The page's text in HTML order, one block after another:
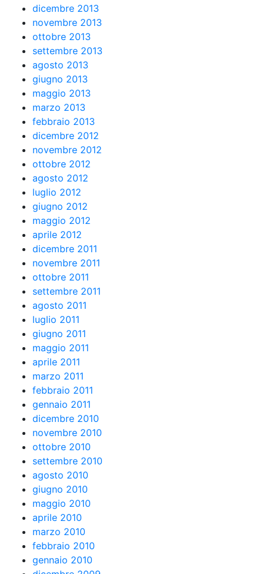
dicembre 2013
novembre 2013
ottobre 2013
settembre 2013
agosto 2013
giugno 2013
maggio 2013
marzo 2013
febbraio 2013
dicembre 2012
novembre 2012
ottobre 2012
agosto 2012
luglio 2012
giugno 2012
maggio 2012
aprile 2012
dicembre 2011
novembre 2011
ottobre 2011
settembre 2011
agosto 2011
luglio 2011
giugno 2011
maggio 2011
aprile 2011
marzo 2011
febbraio 2011
gennaio 2011
dicembre 2010
novembre 2010
ottobre 2010
settembre 2010
agosto 2010
giugno 2010
maggio 2010
aprile 2010
marzo 2010
febbraio 2010
gennaio 2010